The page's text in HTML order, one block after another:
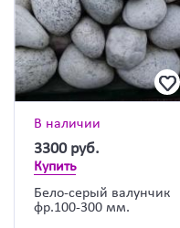
В наличии
3300 руб.
Купить
Бело-серый валунчик
фр.100-300 мм.